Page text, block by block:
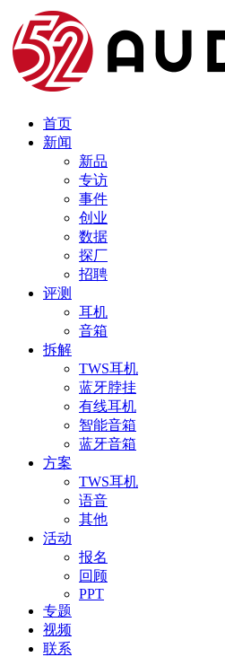
首页
新闻
新品
专访
事件
创业
数据
探厂
招聘
评测
耳机
音箱
拆解
TWS耳机
蓝牙脖挂
有线耳机
智能音箱
蓝牙音箱
方案
TWS耳机
语音
其他
活动
报名
回顾
PPT
专题
视频
联系